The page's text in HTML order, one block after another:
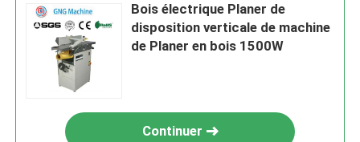
Bois électrique Planer de
disposition verticale de machine
de Planer en bois 1500W
Continuer